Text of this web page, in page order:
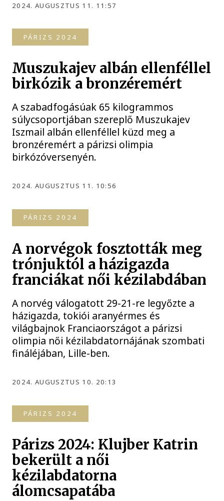
2024. AUGUSZTUS 11. 11:57
PÁRIZS 2024
Muszukajev albán ellenféllel
birkózik a bronzéremért
A szabadfogásúak 65 kilogrammos
súlycsoportjában szereplő Muszukajev
Iszmail albán ellenféllel küzd meg a
bronzéremért a párizsi olimpia
birkózóversenyén.
2024. AUGUSZTUS 11. 10:56
PÁRIZS 2024
A norvégok fosztották meg
trónjuktól a házigazda
franciákat női kézilabdában
A norvég válogatott 29-21-re legyőzte a
házigazda, tokiói aranyérmes és
világbajnok Franciaországot a párizsi
olimpia női kézilabdatornájának szombati
fináléjában, Lille-ben.
2024. AUGUSZTUS 10. 20:13
PÁRIZS 2024
Párizs 2024: Klujber Katrin
bekerült a női
kézilabdatorna
álomcsapatába